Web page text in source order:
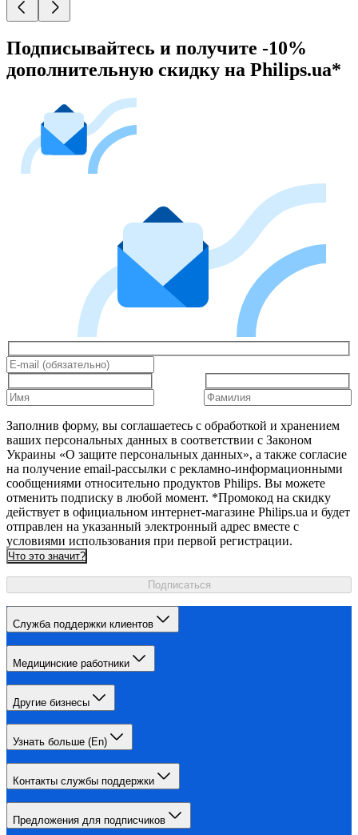
Подписывайтесь и получите -10%
дополнительную скидку на Philips.ua*
Заполнив форму, вы соглашаетесь с обработкой и хранением
ваших персональных данных в соответствии с Законом
Украины «О защите персональных данных», а также согласие
на получение email-рассылки с рекламно-информационными
сообщениями относительно продуктов Philips. Вы можете
отменить подписку в любой момент. *Промокод на скидку
действует в официальном интернет-магазине Philips.ua и будет
отправлен на указанный электронный адрес вместе с
условиями использования при первой регистрации.
Что это значит?
Подписаться
Служба поддержки клиентов
Медицинские работники
Другие бизнесы
Узнать больше (En)
Контакты службы поддержки
Предложения для подписчиков